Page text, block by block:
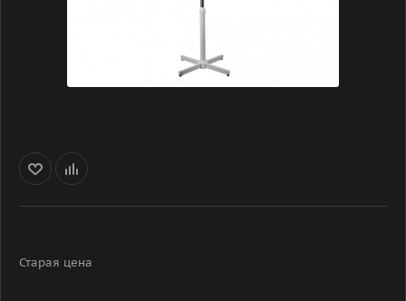
Старая цена